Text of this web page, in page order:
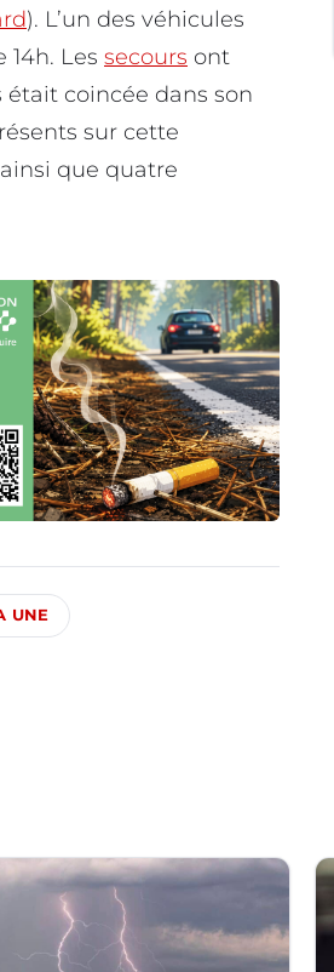
). L’un des véhicules
Les secours ont
était coincée dans son
sur cette
que quatre
UNE